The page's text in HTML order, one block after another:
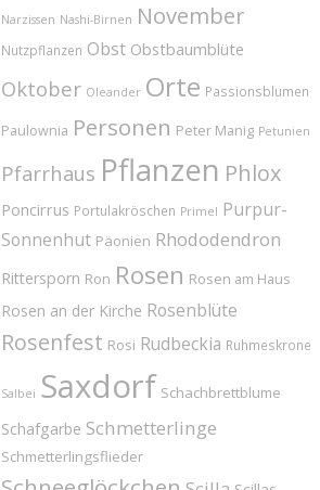
Narzissen Nashi-Birnen November
Nutzpflanzen Obst Obstbaumblüte
Oktober Oleander Orte Passionsblumen
Paulownia Personen Peter Manig Petunien
Pfarrhaus Pflanzen Phlox
Poncirrus Portulakröschen Primel Purpur-
Sonnenhut Päonien Rhododendron
Rittersporn Ron Rosen Rosen am Haus
Rosen an der Kirche Rosenblüte
Rosenfest Rosi Rudbeckia Ruhmeskrone
Salbei Saxdorf Schachbrettblume
Schafgarbe Schmetterlinge
Schmetterlingsflieder